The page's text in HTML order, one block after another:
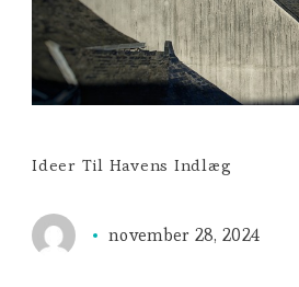
Ideer Til Havens Indlæg
november 28, 2024